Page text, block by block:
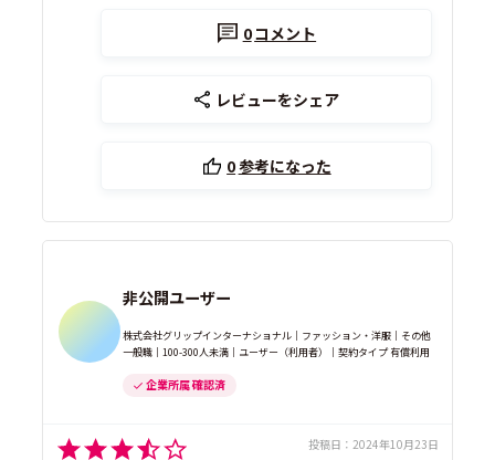
0コメント
レビューをシェア
0参考になった
非公開ユーザー
株式会社グリップインターナショナル｜ファッション・洋服｜その他
一般職｜100-300人未満｜ユーザー（利用者）｜契約タイプ 有償利用
企業所属 確認済
投稿日： 2024年10月23日